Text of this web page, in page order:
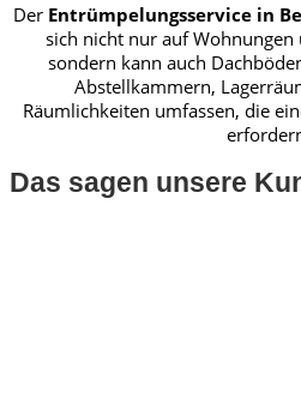
Der Entrümpelungsservice in
sich nicht nur auf Wohnungen
sondern kann auch
Abstellkammern,
Räumlichkeiten umfassen, die
Das sagen unsere